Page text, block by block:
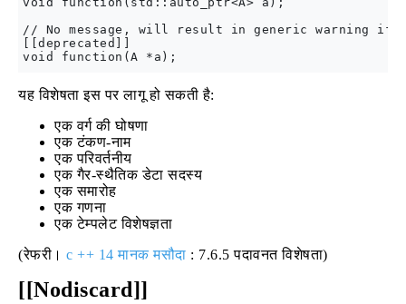
// No message, will result in generic warning if
[[deprecated]]
यह विशेषता इस पर लागू हो सकती है:
एक वर्ग की घोषणा
एक टंकण-नाम
एक परिवर्तनीय
एक गैर-स्थैतिक डेटा सदस्य
एक समारोह
एक गणना
एक टेम्पलेट विशेषज्ञता
(रेफरी। c ++ 14 मानक मसौदा : 7.6.5 पदावनत विशेषता)
[[Nodiscard]]